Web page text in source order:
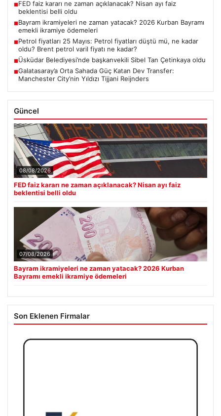
■FED faiz kararı ne zaman açıklanacak? Nisan ayı faiz
beklentisi belli oldu
■Bayram ikramiyeleri ne zaman yatacak? 2026 Kurban Bayramı
emekli ikramiye ödemeleri
■Petrol fiyatları 25 Mayıs: Petrol fiyatları düştü mü, ne kadar
oldu? Brent petrol varil fiyatı ne kadar?
■Üsküdar Belediyesi’nde başkanvekili Sibel Tan Çetinkaya oldu
■Galatasaray’a Orta Sahada Güç Katan Dev Transfer:
Manchester City’nin Yıldızı Tijjani Reijnders
Güncel
08/08/2026
FED faiz kararı ne zaman açıklanacak? Nisan ayı faiz
beklentisi belli oldu
07/08/2026
Bayram ikramiyeleri ne zaman yatacak? 2026 Kurban
Bayramı emekli ikramiye ödemeleri
Son Eklenen Firmalar